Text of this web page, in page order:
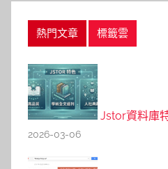
熱門文章 標籤雲
Jstor資料庫
2026-03-06